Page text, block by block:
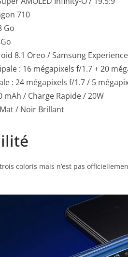
710
Go
8.1 Oreo / Samsung Experience
: 16 mégapixels f/1.7 + 20
: 24 mégapixels f/1.7 / 5
mAh / Charge Rapide / 20W
/ Noir Brillant
coloris mais n’est pas